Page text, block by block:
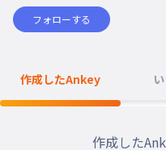
フォローする
作成したAnkey
作成した